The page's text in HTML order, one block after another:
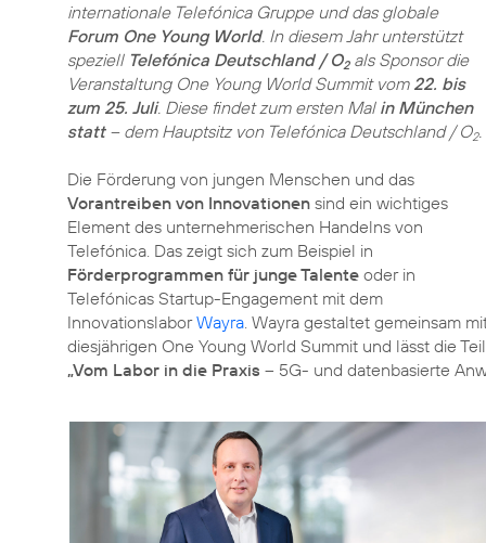
internationale Telefónica Gruppe und das globale
Forum One Young World. In diesem Jahr unterstützt
speziell Telefónica Deutschland / O2als Sponsor die
Veranstaltung One Young World Summit vom 22. bis
zum 25. Juli. Diese findet zum ersten Mal in München
statt– dem Hauptsitz von Telefónica Deutschland / O2.
Die Förderung von jungen Menschen und das
Vorantreiben von Innovationen sind ein wichtiges
Element des unternehmerischen Handelns von
Telefónica. Das zeigt sich zum Beispiel in
Förderprogrammen für junge Talente oder in
Telefónicas Startup-Engagement mit dem
InnovationslaborWayra. Wayra gestaltet gemeinsam
diesjährigen One Young World Summit und lässt die
„Vom Labor in die Praxis